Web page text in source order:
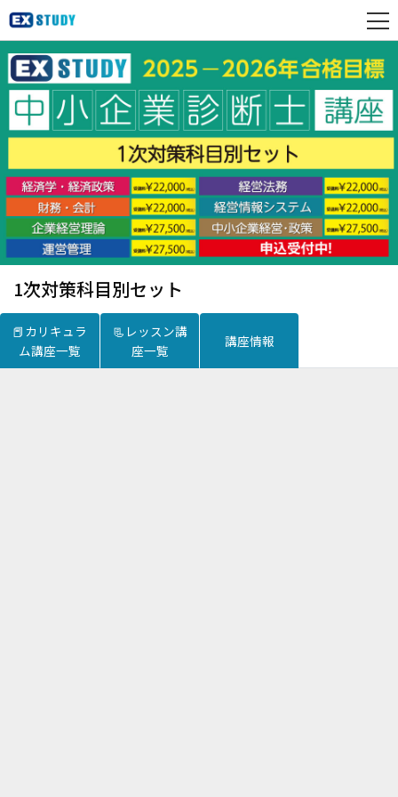
1次対策科目別セット
📕カリキュラ
ム講座一覧
📃レッスン講
座一覧
講座情報